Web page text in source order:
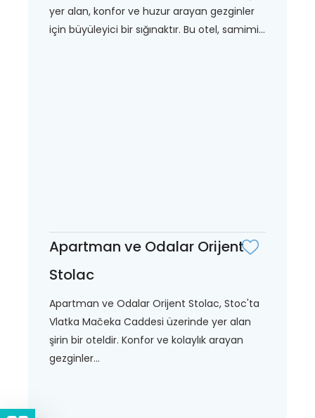
yer alan, konfor ve huzur arayan gezginler
için büyüleyici bir sığınaktır. Bu otel, samimi...
Apartman ve Odalar Orijent
Stolac
Apartman ve Odalar Orijent Stolac, Stoc'ta
Vlatka Mačeka Caddesi üzerinde yer alan
şirin bir oteldir. Konfor ve kolaylık arayan
gezginler...